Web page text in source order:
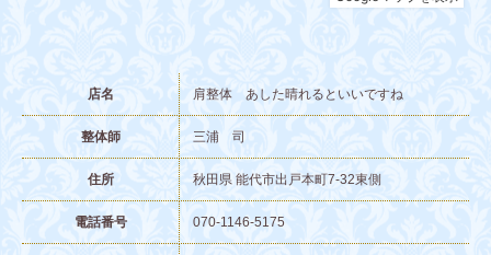
店名 肩整体 あした晴れるといいですね
整体師 三浦 司
住所 秋田県 能代市出戸本町7-32東側
電話番号 070-1146-5175